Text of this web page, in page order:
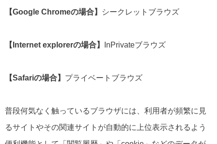
【Google Chromeの場合】 シークレットブラウズ
【Internet explorerの場合】 InPrivateブラウズ
【Safariの場合】 プライベートブラウズ
普段何気なく触っているブラウザには、利用者が頻繁に見
るサイトやその関連サイトが自動的に上位表示されるよう